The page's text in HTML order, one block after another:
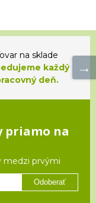
na sklade
každý
deň.
priamo na
medzi prvými
Odoberať